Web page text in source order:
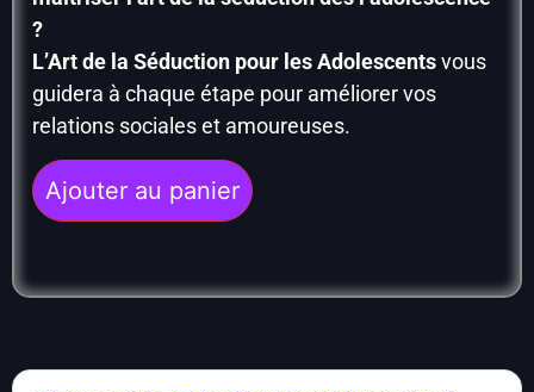
?
L’Art de la Séduction pour les Adolescentsvous
guidera à chaque étape pour améliorer vos
relations sociales et amoureuses.
Ajouter au panier